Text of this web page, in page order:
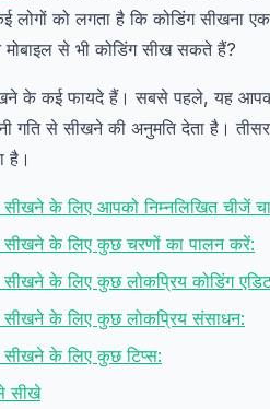
लोगों को लगता है कि कोडिंग सीखना
से भी कोडिंग सीख सकते हैं?
के कई फायदे हैं। सबसे पहले, यह
गति से सीखने की अनुमति देता है।
है।
सीखने के लिए आपको निम्नलिखित चीजें
सीखने के लिए कुछ चरणों का पालन करें:
सीखने के लिए कुछ लोकप्रिय कोडिंग
सीखने के लिए कुछ लोकप्रिय संसाधन:
सीखने के लिए कुछ टिप्स:
सीखे